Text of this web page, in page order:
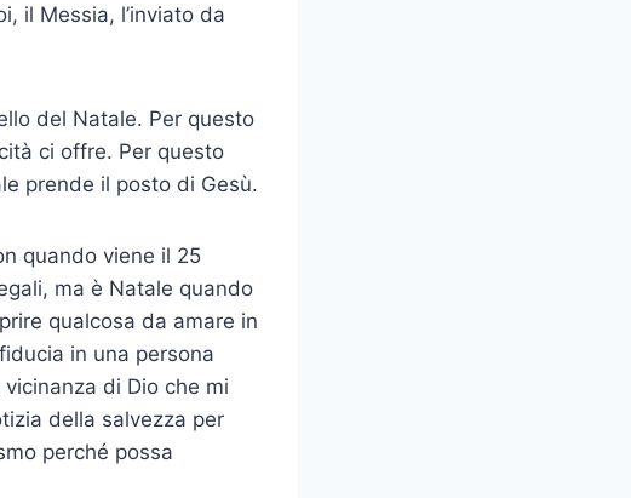
il Messia, l’inviato da
del Natale. Per questo
ci offre. Per questo
prende il posto di Gesù.
quando viene il 25
ma è Natale quando
qualcosa da amare in
in una persona
di Dio che mi
della salvezza per
perché possa